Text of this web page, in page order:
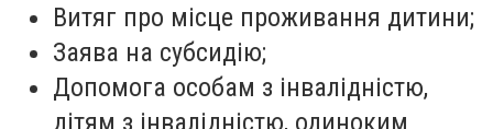
Витяг про місце проживання дитини;
Заява на субсидію;
Допомога особам з інвалідністю,
дітям з інвалідністю, одиноким